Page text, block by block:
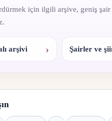
için ilgili arşive, geniş
arşivi Şairler ve